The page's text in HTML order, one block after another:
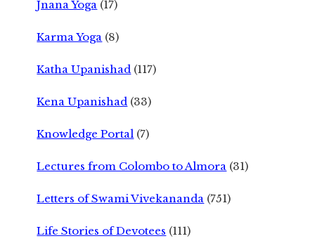
Jnana Yoga (17)
Karma Yoga (8)
Katha Upanishad (117)
Kena Upanishad (33)
Knowledge Portal (7)
Lectures from Colombo to Almora (31)
Letters of Swami Vivekananda (751)
Life Stories of Devotees (111)